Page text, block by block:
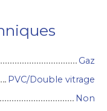
Gaz
PVC/Double vitrage
Non